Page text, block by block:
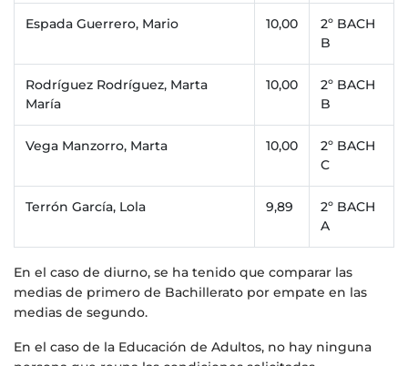
Espada Guerrero, Mario 10,00
2º BACH
B
Rodríguez Rodríguez, Marta
María
10,00
2º BACH
B
Vega Manzorro, Marta 10,00
2º BACH
C
Terrón García, Lola 9,89
2º BACH
A
En el caso de diurno, se ha tenido que comparar las
medias de primero de Bachillerato por empate en las
medias de segundo.
En el caso de la Educación de Adultos, no hay ninguna